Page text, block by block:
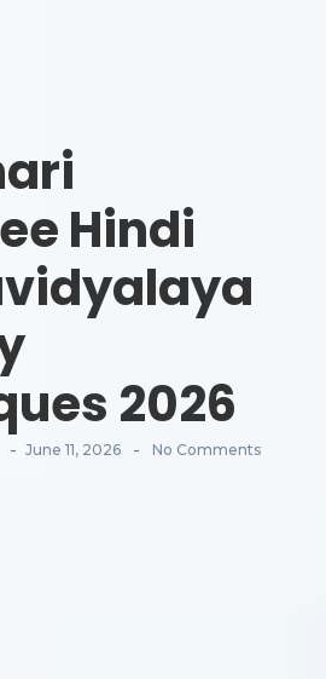
Hindi
2026
- June 11, 2026 - No Comments